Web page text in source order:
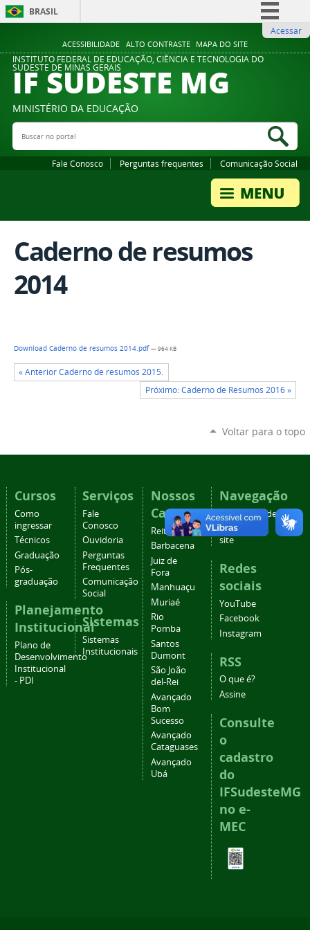
ACESSIBILIDADE ALTO CONTRASTE MAPA DO SITE
BRASIL
Comunica BR
Participe
Legislação
Acessar
INSTITUTO FEDERAL DE EDUCAÇÃO, CIÊNCIA E TECNOLOGIA DO
SUDESTE DE MINAS GERAIS
IF SUDESTE MG
MINISTÉRIO DA EDUCAÇÃO
Buscar no portal
Fale Conosco Perguntas frequentes Comunicação Social
Caderno de resumos
2014
Download Caderno de resumos 2014.pdf— 964 KB
« Anterior Caderno de resumos 2015.
Próximo: Caderno de Resumos 2016 »
Voltar para o topo
Cursos
Como
ingressar
Técnicos
Graduação
Pós-
graduação
Planejamento
Institucional
Plano de
Desenvolvimento
Institucional
- PDI
Serviços
Fale
Conosco
Ouvidoria
Perguntas
Frequentes
Comunicação
Social
Sistemas
Sistemas
Institucionais
Nossos
Campi
Reitoria
Barbacena
Juiz de
Fora
Manhuaçu
Muriaé
Rio
Pomba
Santos
Dumont
São João
del-Rei
Avançado
Bom
Sucesso
Avançado
Cataguases
Avançado
Ubá
Navegação
Acessibilidade
Mapa do
site
Redes
sociais
YouTube
Facebook
Instagram
RSS
O que é?
Assine
Consulte
o
cadastro
do
IFSudesteMG
no e-
MEC